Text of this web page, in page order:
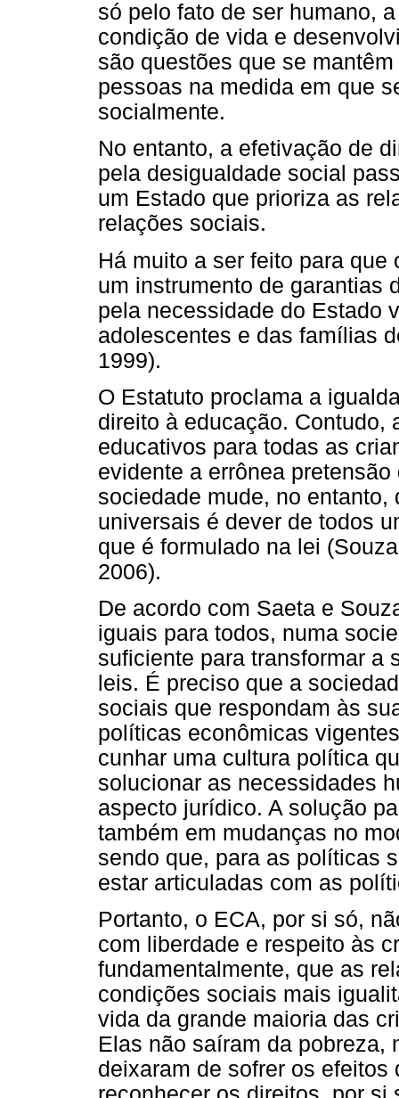
só pelo fato de ser humano,
condição de vida e
são questões que se
pessoas na medida em que
socialmente.
No entanto, a efetivação de
pela desigualdade social
um Estado que prioriza as
relações sociais.
Há muito a ser feito para
um instrumento de garantias
pela necessidade do Estado
adolescentes e das famílias
1999).
O Estatuto proclama a
direito à educação. Contudo,
educativos para todas as
evidente a errônea
sociedade mude, no
universais é dever de todos
que é formulado na lei
2006).
De acordo com Saeta e
iguais para todos, numa
suficiente para transformar a
leis. É preciso que a
sociais que respondam às
políticas econômicas
cunhar uma cultura política
solucionar as necessidades
aspecto jurídico. A solução
também em mudanças no
sendo que, para as políticas
estar articuladas com as
Portanto, o ECA, por si só,
com liberdade e respeito às
fundamentalmente, que as
condições sociais mais
vida da grande maioria das
Elas não saíram da pobreza,
deixaram de sofrer os